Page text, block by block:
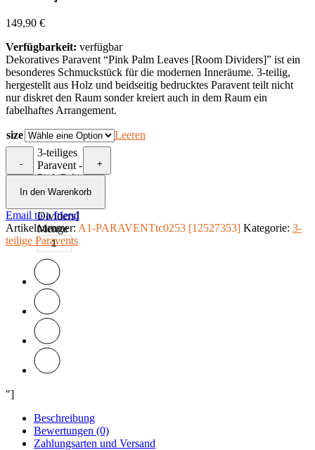
149,90 €
Verfügbarkeit: verfügbar
Dekoratives Paravent “Pink Palm Leaves [Room Dividers]” ist ein
besonderes Schmuckstück für die modernen Inneräume. 3-teilig,
hergestellt aus Holz und beidseitig bedrucktes Paravent teilt nicht
nur diskret den Raum sonder kreiert auch in dem Raum ein
fabelhaftes Arrangement.
size Leeren
-
3-teiliges
Paravent -
Pink Palm
Leaves
Dividers]
Menge
+
In den Warenkorb
Email to a friend
Artikelnummer: A1-PARAVENTtc0253 [12527353] Kategorie: 3-
teilige Paravents
"]
Beschreibung
Bewertungen (0)
Zahlungsarten und Versand